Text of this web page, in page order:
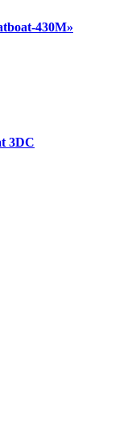
430M»
3DC